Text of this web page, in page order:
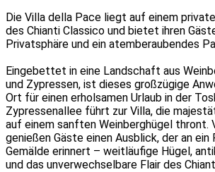
Die Villa della Pace liegt auf einem
des Chianti Classico und bietet ihren
Privatsphäre und ein atemberaubendes
Eingebettet in eine Landschaft aus
und Zypressen, ist dieses großzügige
Ort für einen erholsamen Urlaub in der
Zypressenallee führt zur Villa, die
auf einem sanften Weinberghügel thront.
genießen Gäste einen Ausblick, der an ein
Gemälde erinnert – weitläufige Hügel,
und das unverwechselbare Flair des